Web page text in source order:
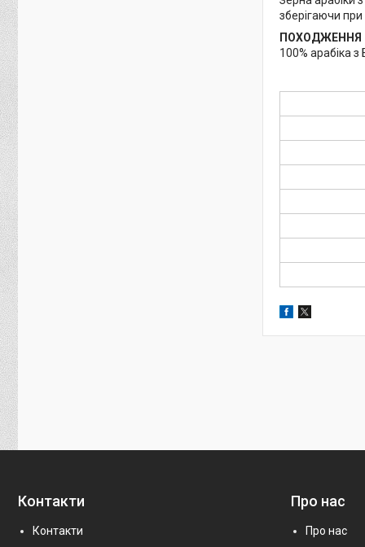
зберігаючи
ПОХОДЖЕННЯ
100% арабіка з
Контакти
Контакти
Про нас
Про нас